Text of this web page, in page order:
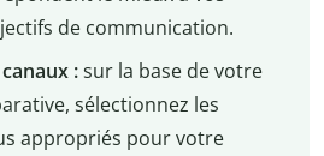
de communication.
:sur la base de votre
sélectionnez les
appropriés pour votre